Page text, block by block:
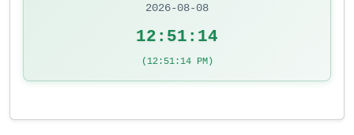
2026-08-08
12:51:14
(12:51:14 PM)